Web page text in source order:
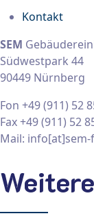
Kontakt
SEM
Südwestpark 44
90449 Nürnberg
Fon +49 (911) 52
Fax +49 (911) 52
Mail: